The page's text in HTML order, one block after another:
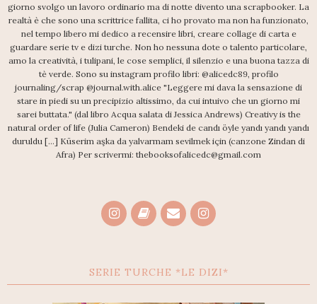
giorno svolgo un lavoro ordinario ma di notte divento una scrapbooker. La
realtà è che sono una scrittrice fallita, ci ho provato ma non ha funzionato,
nel tempo libero mi dedico a recensire libri, creare collage di carta e
guardare serie tv e dizi turche. Non ho nessuna dote o talento particolare,
amo la creatività, i tulipani, le cose semplici, il silenzio e una buona tazza di
tè verde. Sono su instagram profilo libri: @alicedc89, profilo
journaling/scrap @journal.with.alice "Leggere mi dava la sensazione di
stare in piedi su un precipizio altissimo, da cui intuivo che un giorno mi
sarei buttata." (dal libro Acqua salata di Jessica Andrews) Creativy is the
natural order of life (Julia Cameron) Bendeki de candı öyle yandı yandı yandı
duruldu [...] Küserim aşka da yalvarmam sevilmek için (canzone Zindan di
Afra) Per scrivermi: thebooksofalicedc@gmail.com
SERIE TURCHE *LE DIZI*